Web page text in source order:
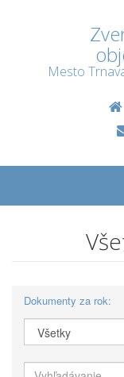
Mesto
Dokumenty za rok: